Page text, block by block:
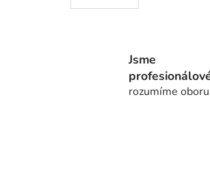
Jsme
rozumíme oboru